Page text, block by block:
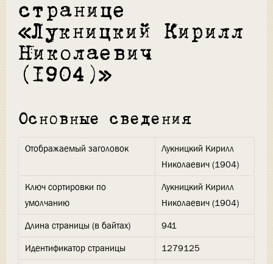
странице
«Лукницкий Кирилл
Николаевич
(1904)»
Основные сведения
Отображаемый заголовок
Лукницкий Кирилл
Николаевич (1904)
Ключ сортировки по
умолчанию
Лукницкий Кирилл
Николаевич (1904)
Длина страницы (в байтах)
941
Идентификатор страницы
1279125